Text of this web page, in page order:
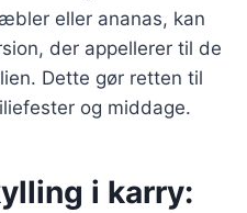
eller ananas, kan
der appellerer til de
Dette gør retten til
og middage.
i karry: